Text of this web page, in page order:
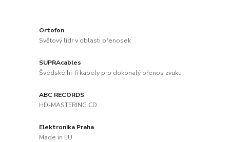
Ortofon
Světový lídr v oblasti přenosek
SUPRAcables
Švédské hi-fi kabely pro dokonalý přenos zvuku
ABC RECORDS
HD-MASTERING CD
Elektronika Praha
Made in EU